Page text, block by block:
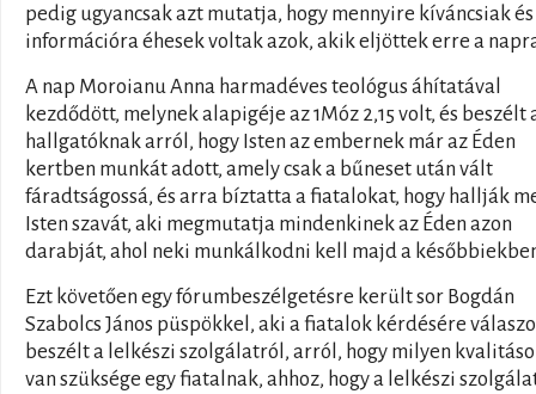
pedig ugyancsak azt mutatja, hogy mennyire kíváncsiak és
információra éhesek voltak azok, akik eljöttek erre a
A nap Moroianu Anna harmadéves teológus áhítatával
kezdődött, melynek alapigéje az 1Móz 2,15 volt, és beszélt
hallgatóknak arról, hogy Isten az embernek már az Éden
kertben munkát adott, amely csak a bűneset után vált
fáradtságossá, és arra bíztatta a fiatalokat, hogy hallják
Isten szavát, aki megmutatja mindenkinek az Éden azon
darabját, ahol neki munkálkodni kell majd a
Ezt követően egy fórumbeszélgetésre került sor Bogdán
Szabolcs János püspökkel, aki a fiatalok kérdésére
beszélt a lelkészi szolgálatról, arról, hogy milyen
van szüksége egy fiatalnak, ahhoz, hogy a lelkészi